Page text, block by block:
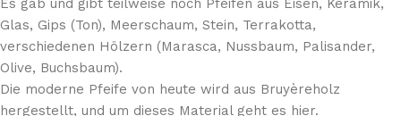
Es gab und gibt teilweise noch Pfeifen aus Eisen, Keramik,
Glas, Gips (Ton), Meerschaum, Stein, Terrakotta,
verschiedenen Hölzern (Marasca, Nussbaum, Palisander,
Olive, Buchsbaum).
Die moderne Pfeife von heute wird aus Bruyèreholz
hergestellt, und um dieses Material geht es hier.